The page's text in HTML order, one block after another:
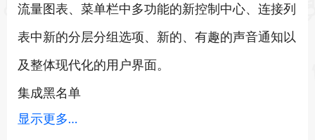
流量图表、菜单栏中多功能的新控制中心、连接列
表中新的分层分组选项、新的、有趣的声音通知以
及整体现代化的用户界面。
集成黑名单
轻松从精选的阻止列表中进行选择。单击即可安装
显示更多…